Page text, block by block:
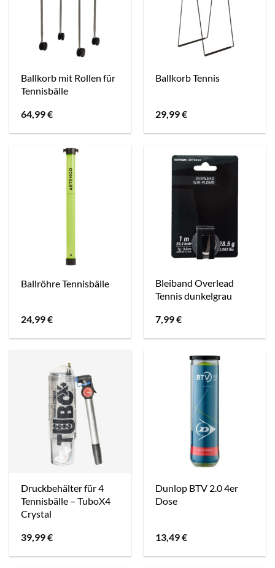
Ballkorb mit Rollen für
Tennisbälle
64,99€
Ballkorb Tennis
29,99€
Ballröhre Tennisbälle
24,99€
Bleiband Overlead
Tennis dunkelgrau
7,99€
Druckbehälter für 4
Tennisbälle – TuboX4
Crystal
39,99€
Dunlop BTV 2.0 4er
Dose
13,49€